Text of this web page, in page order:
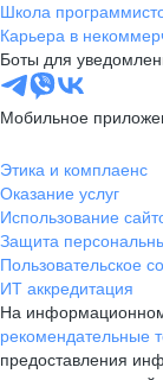
Школа
Карьера в
Боты для
Мобильное
Этика и комплаенс
Оказание услуг
Использование
Защита
Пользовательское
ИТ аккредитация
На
рекомендательные
предоставления